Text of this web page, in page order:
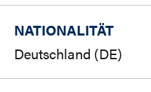
NATIONALITÄT
Deutschland (DE)